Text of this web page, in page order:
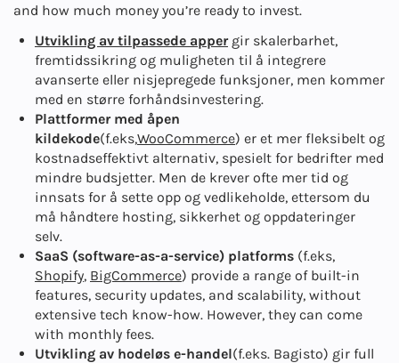
and how much money you’re ready to invest.
Utvikling av tilpassede apper gir skalerbarhet,
fremtidssikring og muligheten til å integrere
avanserte eller nisjepregede funksjoner, men kommer
med en større forhåndsinvestering.
Plattformer med åpen
kildekode(f.eks,WooCommerce) er et mer fleksibelt og
kostnadseffektivt alternativ, spesielt for bedrifter med
mindre budsjetter. Men de krever ofte mer tid og
innsats for å sette opp og vedlikeholde, ettersom du
må håndtere hosting, sikkerhet og oppdateringer
selv.
SaaS (software-as-a-service) platforms (f.eks,
Shopify, BigCommerce) provide a range of built-in
features, security updates, and scalability, without
extensive tech know-how. However, they can come
with monthly fees.
Utvikling av hodeløs e-handel(f.eks. Bagisto) gir full